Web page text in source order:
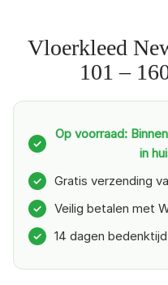
Vloerkleed
101 –
✓
Op voorraad:
in
✓ Gratis verzending
✓ Veilig betalen met
✓ 14 dagen bedenktijd